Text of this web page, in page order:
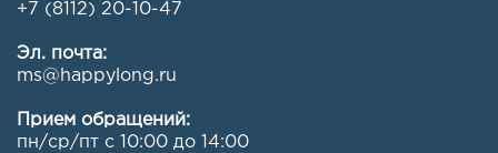
+7 (8112) 20-10-47
Эл. почта:
ms@happylong.ru
Прием обращений:
пн/ср/пт с 10:00 до 14:00